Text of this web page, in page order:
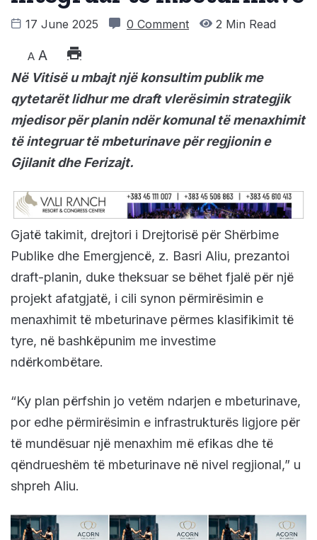
17 June 2025 0 Comment 2 Min Read
A A
Në Vitisë u mbajt një konsultim publik me
qytetarët lidhur me draft vlerësimin strategjik
mjedisor për planin ndër komunal të menaxhimit
të integruar të mbeturinave për regjionin e
Gjilanit dhe Ferizajt.
Gjatë takimit, drejtori i Drejtorisë për Shërbime
Publike dhe Emergjencë, z. Basri Aliu, prezantoi
draft-planin, duke theksuar se bëhet fjalë për një
projekt afatgjatë, i cili synon përmirësimin e
menaxhimit të mbeturinave përmes klasifikimit të
tyre, në bashkëpunim me investime
ndërkombëtare.
“Ky plan përfshin jo vetëm ndarjen e mbeturinave,
por edhe përmirësimin e infrastrukturës ligjore për
të mundësuar një menaxhim më efikas dhe të
qëndrueshëm të mbeturinave në nivel regjional,” u
shpreh Aliu.